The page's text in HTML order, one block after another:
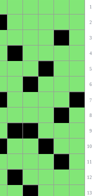
1
2
3
4
5
6
7
8
9
10
11
12
13